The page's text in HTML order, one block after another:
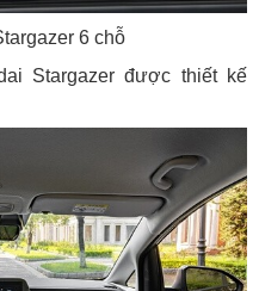
6 chỗ
Stargazer được thiết kế